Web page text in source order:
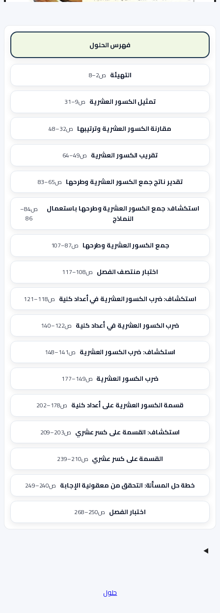
فهرس الحلول
التهيئة ص2–8
تمثيل الكسور العشرية ص9–31
مقارنة الكسور العشرية وترتيبها ص32–48
تقريب الكسور العشرية ص49–64
تقدير ناتج جمع الكسور العشرية وطرحها ص65–83
استكشاف: جمع الكسور العشرية وطرحها باستعمال
النماذج
ص84–
86
جمع الكسور العشرية وطرحها ص87–107
اختبار منتصف الفصل ص108–117
استكشاف: ضرب الكسور العشرية في أعداد كلية ص118–121
ضرب الكسور العشرية في أعداد كلية ص122–140
استكشاف: ضرب الكسور العشرية ص141–148
ضرب الكسور العشرية ص149–177
قسمة الكسور العشرية على أعداد كلية ص178–202
استكشاف: القسمة على كسر عشري ص203–209
القسمة على كسر عشري ص210–239
خطة حل المسألة: التحقق من معقولية الإجابة ص240–249
اختبار الفصل ص250–268
حلول